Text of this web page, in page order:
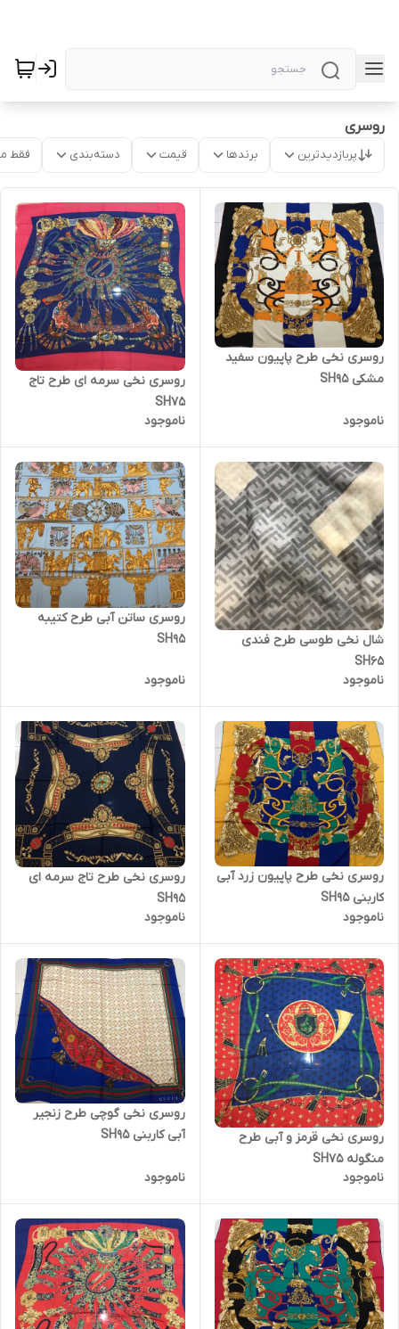
روسری
پربازدیدترین برندها قیمت دسته‌بندی فقط
روسری نخی طرح پاپیون سفید
مشکی SH95
ناموجود
روسری نخی سرمه ای طرح تاج
SH75
ناموجود
شال نخی طوسی طرح فندی
SH65
ناموجود
روسری ساتن آبی طرح کتیبه
SH95
ناموجود
روسری نخی طرح پاپیون زرد آبی
کاربنی SH95
ناموجود
روسری نخی طرح تاج سرمه ای
SH95
ناموجود
روسری نخی قرمز و آبی طرح
منگوله SH75
ناموجود
روسری نخی گوچی طرح زنجیر
آبی کاربنی SH95
ناموجود